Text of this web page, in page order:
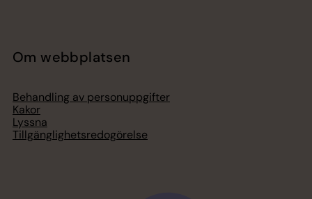
Om webbplatsen
Behandling av personuppgifter
Kakor
Lyssna
Tillgänglighetsredogörelse